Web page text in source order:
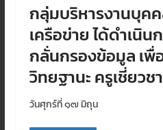
กลุ่มบริหารงานบุค
เครือข่าย ได้ดำเนิ
กลั่นกรองข้อมูล เพื่
วิทยฐานะ ครูเชี่ยว
วันศุกร์ที่ ๑๗ มิถุน